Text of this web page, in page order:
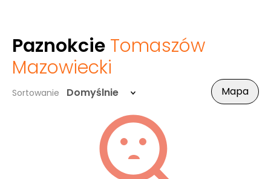
Paznokcie Tomaszów
Mazowiecki
Sortowanie Domyślnie Mapa